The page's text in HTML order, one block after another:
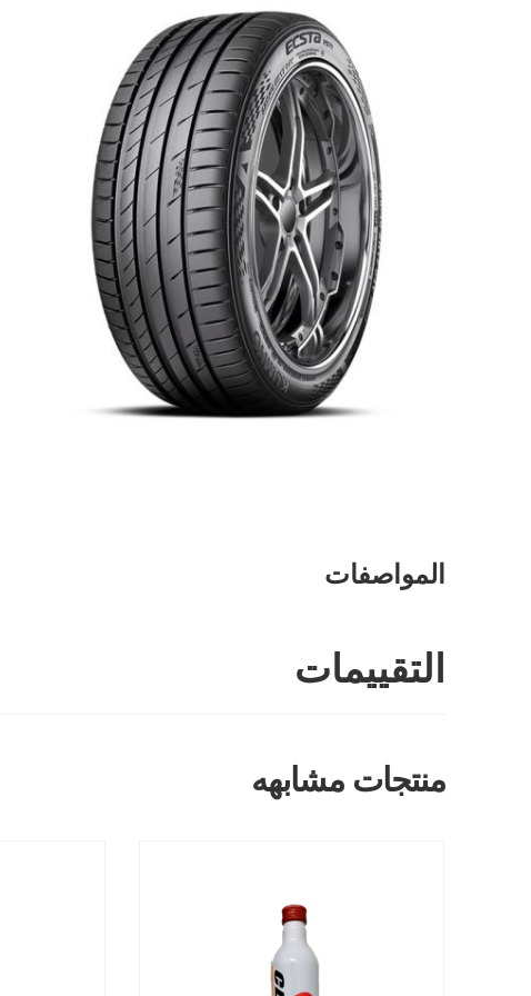
المواصفات
التقييمات
منتجات مشابهه